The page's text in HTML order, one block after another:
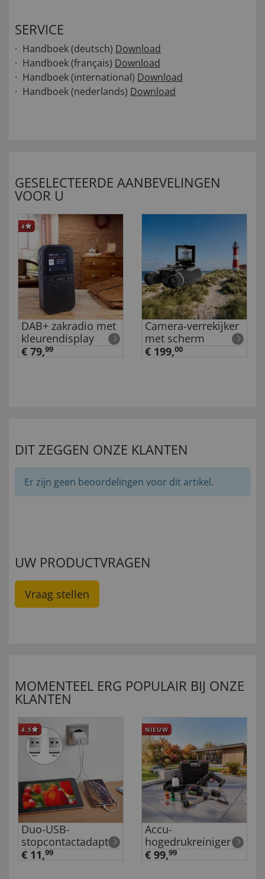
SERVICE
Handboek (deutsch) Download
Handboek (français) Download
Handboek (international) Download
Handboek (nederlands) Download
GESELECTEERDE AANBEVELINGEN
VOOR U
4
DAB+ zakradio met
kleurendisplay
€ 79,99
Camera-verrekijker
met scherm
€ 199,00
DIT ZEGGEN ONZE KLANTEN
Er zijn geen beoordelingen voor dit artikel.
UW PRODUCTVRAGEN
Vraag stellen
MOMENTEEL ERG POPULAIR BIJ ONZE
KLANTEN
4,5
Duo-USB-
stopcontactadapter
€ 11,99
NIEUW
Accu-
hogedrukreiniger
€ 99,99